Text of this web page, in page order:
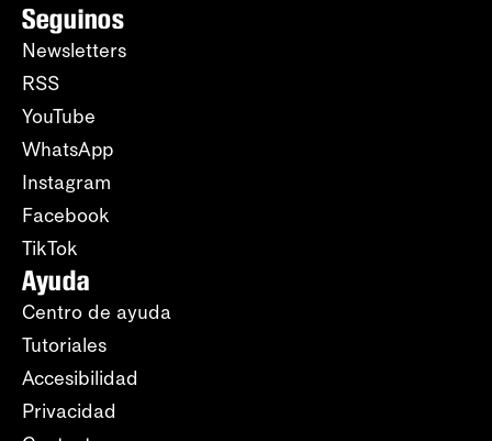
Seguinos
Newsletters
RSS
YouTube
WhatsApp
Instagram
Facebook
TikTok
Ayuda
Centro de ayuda
Tutoriales
Accesibilidad
Privacidad